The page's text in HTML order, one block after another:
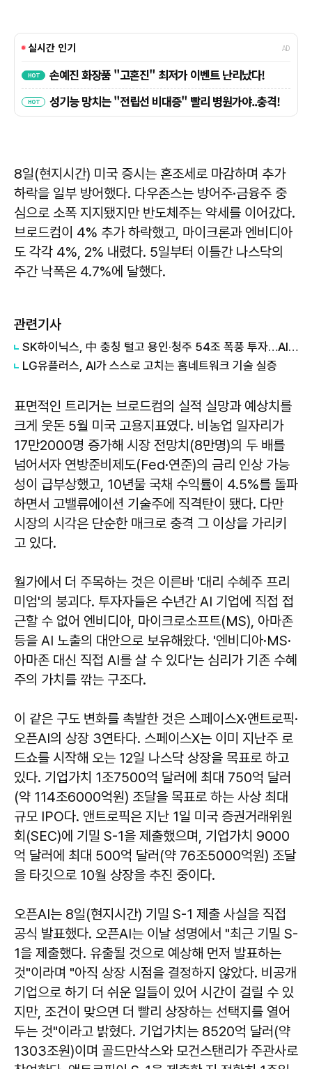
8일(현지시간) 미국 증시는 혼조세로 마감하며 추가
하락을 일부 방어했다. 다우존스는 방어주·금융주 중
심으로 소폭 지지됐지만 반도체주는 약세를 이어갔다.
브로드컴이 4% 추가 하락했고, 마이크론과 엔비디아
도 각각 4%, 2% 내렸다. 5일부터 이틀간 나스닥의
주간 낙폭은 4.7%에 달했다.
관련기사
SK하이닉스, 中 충칭 털고 용인·청주 54조 폭풍 투자…AI 메모리 '선택과 집중'
LG유플러스, AI가 스스로 고치는 홈네트워크 기술 실증
표면적인 트리거는 브로드컴의 실적 실망과 예상치를
크게 웃돈 5월 미국 고용지표였다. 비농업 일자리가
17만2000명 증가해 시장 전망치(8만명)의 두 배를
넘어서자 연방준비제도(Fed·연준)의 금리 인상 가능
성이 급부상했고, 10년물 국채 수익률이 4.5%를 돌파
하면서 고밸류에이션 기술주에 직격탄이 됐다. 다만
시장의 시각은 단순한 매크로 충격 그 이상을 가리키
고 있다.
월가에서 더 주목하는 것은 이른바 '대리 수혜주 프리
미엄'의 붕괴다. 투자자들은 수년간 AI 기업에 직접 접
근할 수 없어 엔비디아, 마이크로소프트(MS), 아마존
등을 AI 노출의 대안으로 보유해왔다. '엔비디아·MS·
아마존 대신 직접 AI를 살 수 있다'는 심리가 기존 수혜
주의 가치를 깎는 구조다.
이 같은 구도 변화를 촉발한 것은 스페이스X·앤트로픽·
오픈AI의 상장 3연타다. 스페이스X는 이미 지난주 로
드쇼를 시작해 오는 12일 나스닥 상장을 목표로 하고
있다. 기업가치 1조7500억 달러에 최대 750억 달러
(약 114조6000억원) 조달을 목표로 하는 사상 최대
규모 IPO다. 앤트로픽은 지난 1일 미국 증권거래위원
회(SEC)에 기밀 S-1을 제출했으며, 기업가치 9000
억 달러에 최대 500억 달러(약 76조5000억원) 조달
을 타깃으로 10월 상장을 추진 중이다.
오픈AI는 8일(현지시간) 기밀 S-1 제출 사실을 직접
공식 발표했다. 오픈AI는 이날 성명에서 "최근 기밀 S-
1을 제출했다. 유출될 것으로 예상해 먼저 발표하는
것"이라며 "아직 상장 시점을 결정하지 않았다. 비공개
기업으로 하기 더 쉬운 일들이 있어 시간이 걸릴 수 있
지만, 조건이 맞으면 더 빨리 상장하는 선택지를 열어
두는 것"이라고 밝혔다. 기업가치는 8520억 달러(약
1303조원)이며 골드만삭스와 모건스탠리가 주관사로